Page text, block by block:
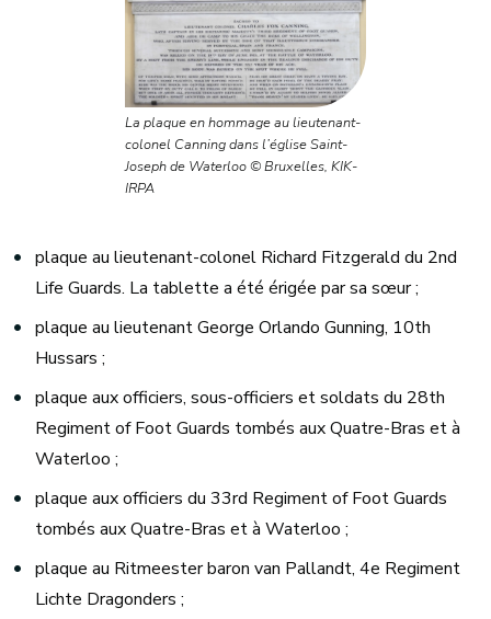
La plaque en hommage au lieutenant-
colonel Canning dans l’église Saint-
Joseph de Waterloo © Bruxelles, KIK-
IRPA
plaque au lieutenant-colonel Richard Fitzgerald du 2nd
Life Guards. La tablette a été érigée par sa sœur ;
plaque au lieutenant George Orlando Gunning, 10th
Hussars ;
plaque aux officiers, sous-officiers et soldats du 28th
Regiment of Foot Guards tombés aux Quatre-Bras et à
Waterloo ;
plaque aux officiers du 33rd Regiment of Foot Guards
tombés aux Quatre-Bras et à Waterloo ;
plaque au Ritmeester baron van Pallandt, 4e Regiment
Lichte Dragonders ;